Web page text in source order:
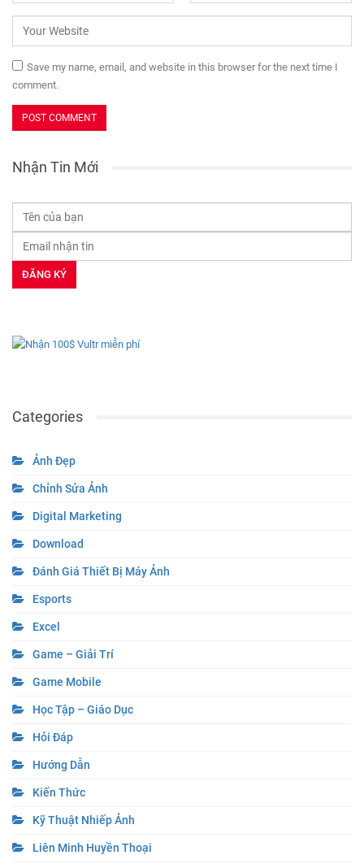
Save my name, email, and website in this browser for the next time I
comment.
Nhận Tin Mới
Categories
Ảnh Đẹp
Chỉnh Sửa Ảnh
Digital Marketing
Download
Đánh Giá Thiết Bị Máy Ảnh
Esports
Excel
Game – Giải Trí
Game Mobile
Học Tập – Giáo Dục
Hỏi Đáp
Hướng Dẫn
Kiến Thức
Kỹ Thuật Nhiếp Ảnh
Liên Minh Huyền Thoại